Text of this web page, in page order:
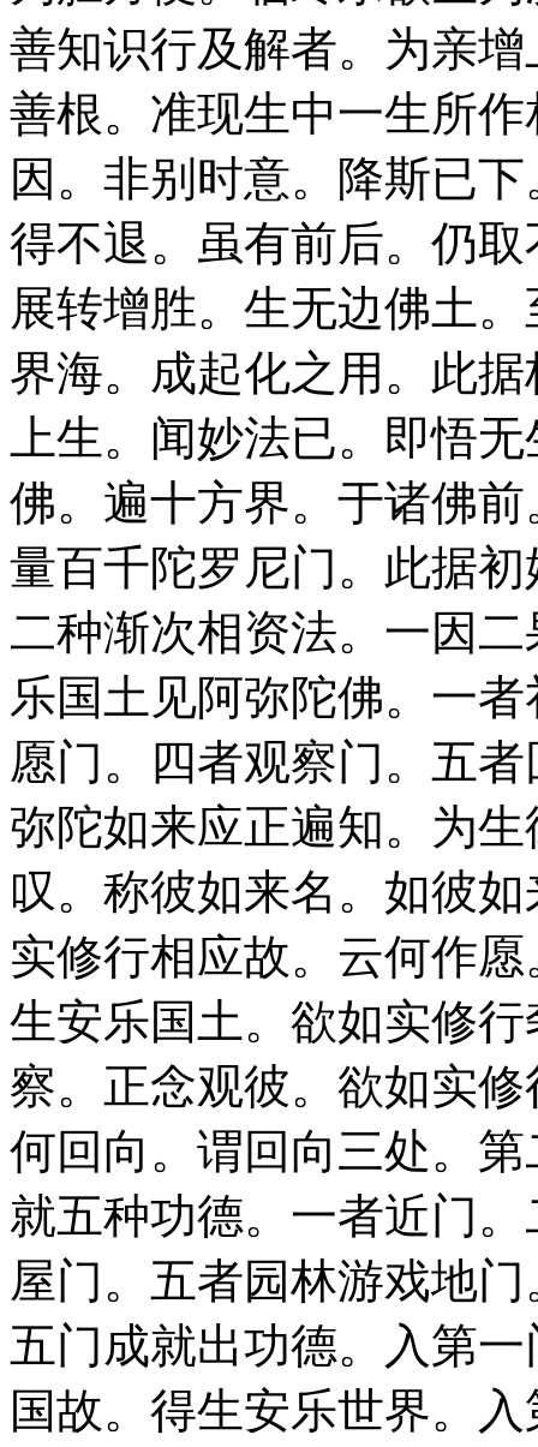
善知识行及解者。为亲
善根。准现生中一生所
因。非别时意。降斯已
得不退。虽有前后。仍
展转增胜。生无边佛土
界海。成起化之用。此
上生。闻妙法已。即悟
佛。遍十方界。于诸佛
量百千陀罗尼门。此据
二种渐次相资法。一因
乐国土见阿弥陀佛。一
愿门。四者观察门。五
弥陀如来应正遍知。为
叹。称彼如来名。如彼
实修行相应故。云何作
生安乐国土。欲如实修
察。正念观彼。欲如实
何回向。谓回向三处。
就五种功德。一者近门
屋门。五者园林游戏地
五门成就出功德。入第
国故。得生安乐世界。